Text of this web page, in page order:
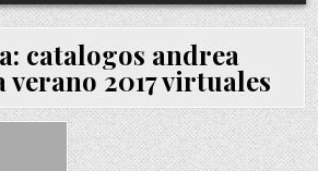
catalogos andrea
2017 virtuales